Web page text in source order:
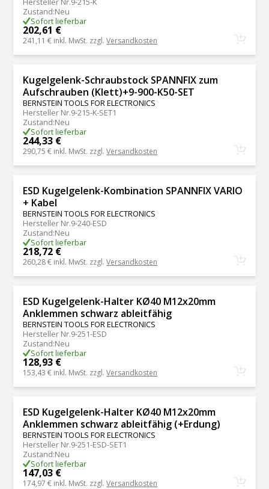
Zustand:Neu
Sofort lieferbar
202,61 €
241,11 € inkl. MwSt. zzgl.Versandkosten
Kugelgelenk-Schraubstock SPANNFIX zum
Aufschrauben (Klett)+9-900-K50-SET
BERNSTEIN TOOLS FOR ELECTRONICS
Hersteller Nr.9-215-K-SET1
Zustand:Neu
Sofort lieferbar
244,33 €
290,75 € inkl. MwSt. zzgl.Versandkosten
ESD Kugelgelenk-Kombination SPANNFIX VARIO
+ Kabel
BERNSTEIN TOOLS FOR ELECTRONICS
Hersteller Nr.9-240-ESD
Zustand:Neu
Sofort lieferbar
218,72 €
260,28 € inkl. MwSt. zzgl.Versandkosten
ESD Kugelgelenk-Halter KØ40 M12x20mm
Anklemmen schwarz ableitfähig
BERNSTEIN TOOLS FOR ELECTRONICS
Hersteller Nr.9-251-ESD
Zustand:Neu
Sofort lieferbar
128,93 €
153,43 € inkl. MwSt. zzgl.Versandkosten
ESD Kugelgelenk-Halter KØ40 M12x20mm
Anklemmen schwarz ableitfähig (+Erdung)
BERNSTEIN TOOLS FOR ELECTRONICS
Hersteller Nr.9-251-ESD-SET1
Zustand:Neu
Sofort lieferbar
147,03 €
174,97 € inkl. MwSt. zzgl.Versandkosten